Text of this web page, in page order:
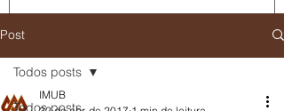
Post
Todos posts
Todos posts
IMUB